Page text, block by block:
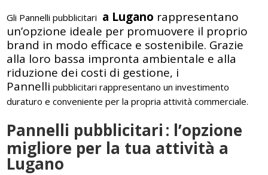
Gli Pannelli pubblicitari a Lugano rappresentano
un’opzione ideale per promuovere il proprio
brand in modo efficace e sostenibile. Grazie
alla loro bassa impronta ambientale e alla
riduzione dei costi di gestione, i
Pannelli pubblicitari rappresentano un investimento
duraturo e conveniente per la propria attività commerciale.
Pannelli pubblicitari: l’opzione
migliore per la tua attività a
Lugano